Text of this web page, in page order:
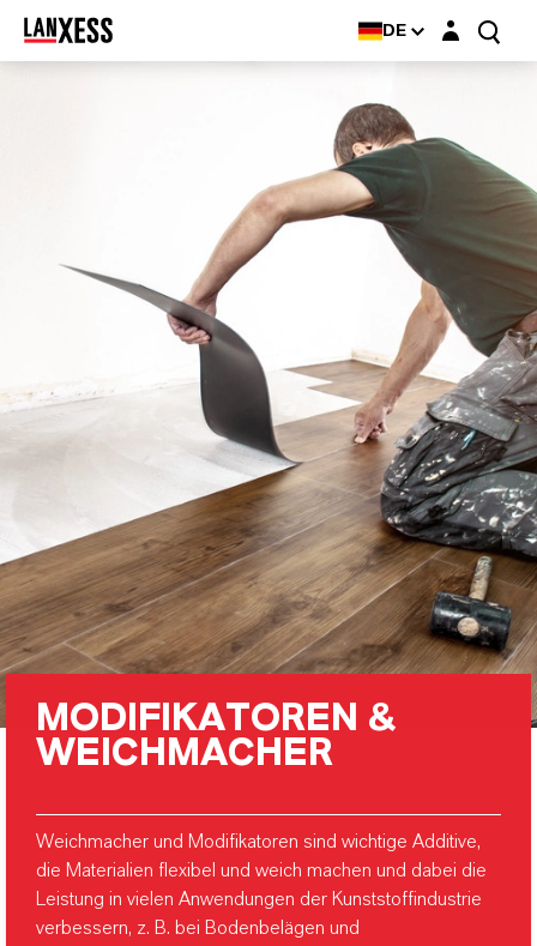
DE Login-Maske
MODIFIKATOREN &
WEICHMACHER
Weichmacher und Modifikatoren sind wichtige Additive,
die Materialien flexibel und weich machen und dabei die
Leistung in vielen Anwendungen der Kunststoffindustrie
verbessern, z. B. bei Bodenbelägen und